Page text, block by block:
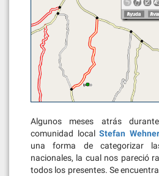
Algunos meses atrás
comunidad localStefan
una forma de categorizar
nacionales, la cual nos pareció
todos los presentes. Se